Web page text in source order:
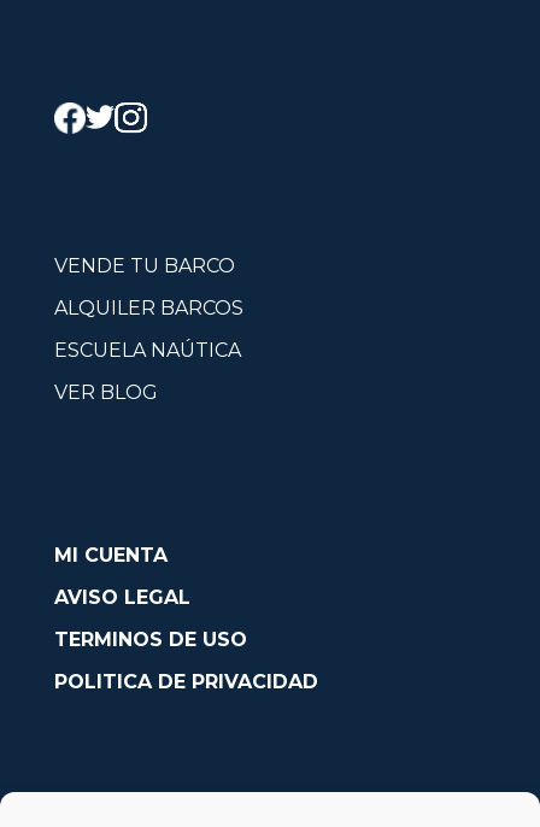
VENDE TU BARCO
ALQUILER BARCOS
ESCUELA NAÚTICA
VER BLOG
MI CUENTA
AVISO LEGAL
TERMINOS DE USO
POLITICA DE PRIVACIDAD